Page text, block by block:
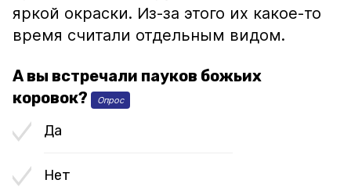
яркой окраски. Из-за этого их какое-то
время считали отдельным видом.
А вы встречали пауков божьих
коровок?
Опрос
Да
Нет